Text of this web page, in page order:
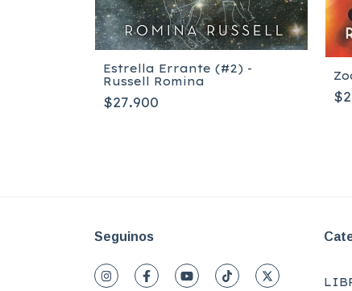
Estrella Errante (#2) -
Russell Romina
$27.900
Seguinos